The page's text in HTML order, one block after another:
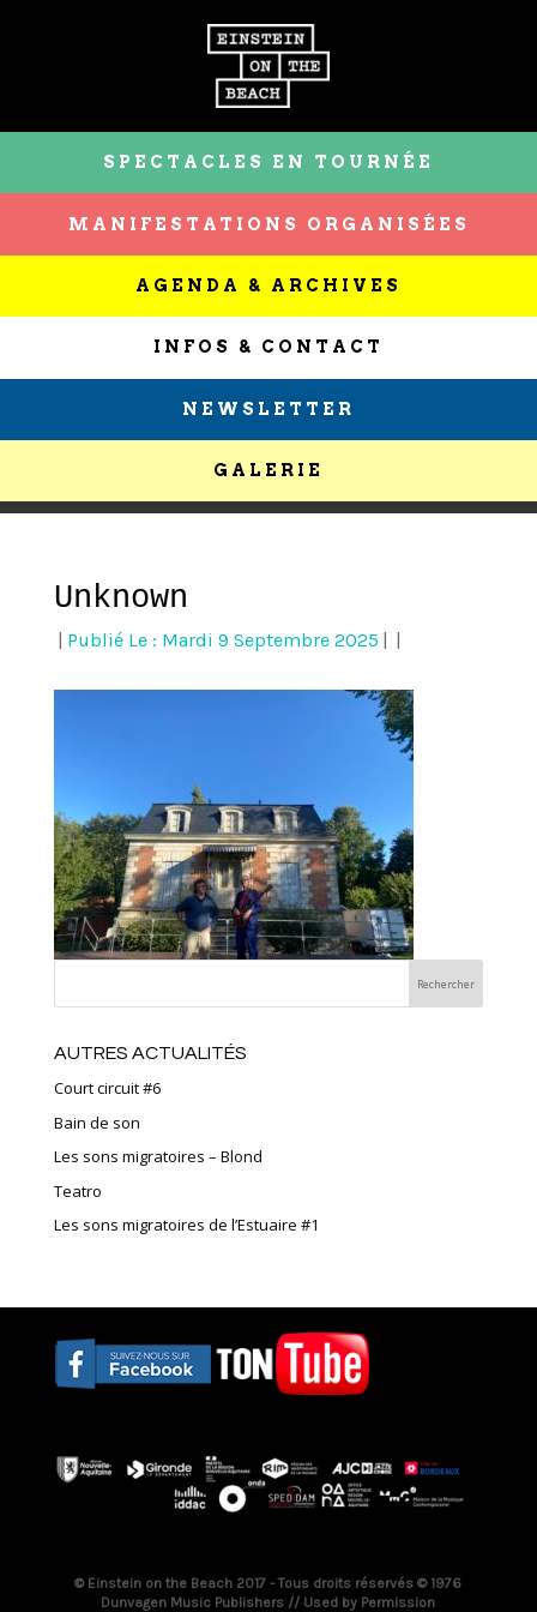
SPECTACLES EN TOURNÉE
MANIFESTATIONS ORGANISÉES
AGENDA & ARCHIVES
INFOS & CONTACT
NEWSLETTER
GALERIE
Unknown
Publié Le : Mardi 9 Septembre 2025
AUTRES ACTUALITÉS
Court circuit #6
Bain de son
Les sons migratoires – Blond
Teatro
Les sons migratoires de l’Estuaire #1
© Einstein on the Beach 2017 - Tous droits réservés © 1976
Dunvagen Music Publishers // Used by Permission